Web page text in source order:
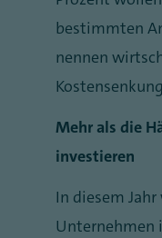
bestimmten
nennen
Mehr als die
investieren
In diesem
Unternehmen